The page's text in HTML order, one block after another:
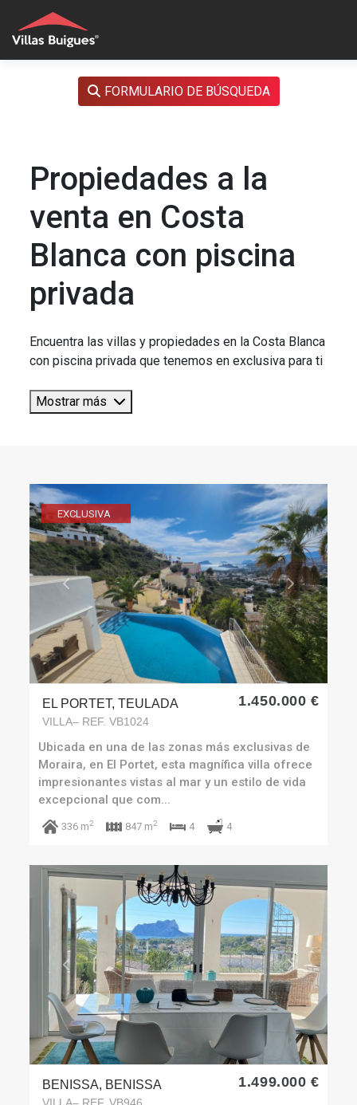
FORMULARIO DE BÚSQUEDA
Propiedades a la
venta en Costa
Blanca con piscina
privada
Encuentra las villas y propiedades en la Costa Blanca
con piscina privada que tenemos en exclusiva para ti
Mostrar más
EXCLUSIVA
Previous Next
EL PORTET, TEULADA
VILLA– REF. VB1024
1.450.000 €
Ubicada en una de las zonas más exclusivas de
Moraira, en El Portet, esta magnífica villa ofrece
impresionantes vistas al mar y un estilo de vida
excepcional que com...
336 m2 847 m2 4 4
Previous Next
BENISSA, BENISSA 1.499.000 €